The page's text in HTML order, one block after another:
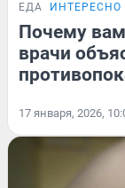
ЕДА ИНТЕРЕСНО
Почему
врачи
17 января, 2026,